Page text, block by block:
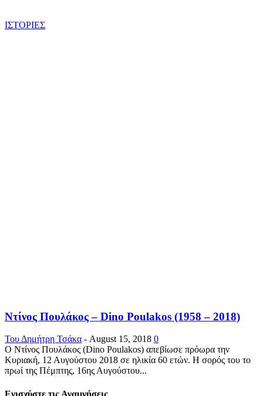
ΙΣΤΟΡΙΕΣ
Ντίνος Πουλάκος – Dino Poulakos (1958 – 2018)
Του Δημήτρη Τσάκα - August 15, 2018 0
Ο Ντίνος Πουλάκος (Dino Poulakos) απεβίωσε πρόωρα την
Κυριακή, 12 Αυγούστου 2018 σε ηλικία 60 ετών. Η σορός του το
πρωί της Πέμπτης, 16ης Αυγούστου...
Ενισχύστε τις Αναμνήσεις